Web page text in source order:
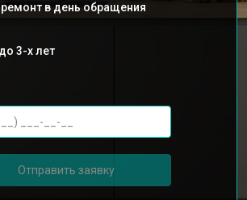
в день обращения
3-х лет
Отправить заявку